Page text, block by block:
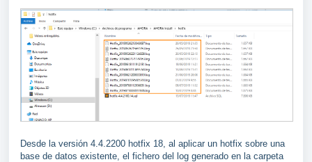
Desde la versión 4.4.2200 hotfix 18, al aplicar un hotfix sobre una
base de datos existente, el fichero del log generado en la carpeta